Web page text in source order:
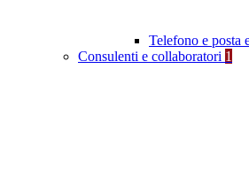
Telefono e posta
Consulenti e collaboratori 1